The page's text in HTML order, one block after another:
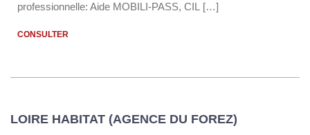
professionnelle: Aide MOBILI-PASS, CIL […]
CONSULTER
LOIRE HABITAT (AGENCE DU FOREZ)